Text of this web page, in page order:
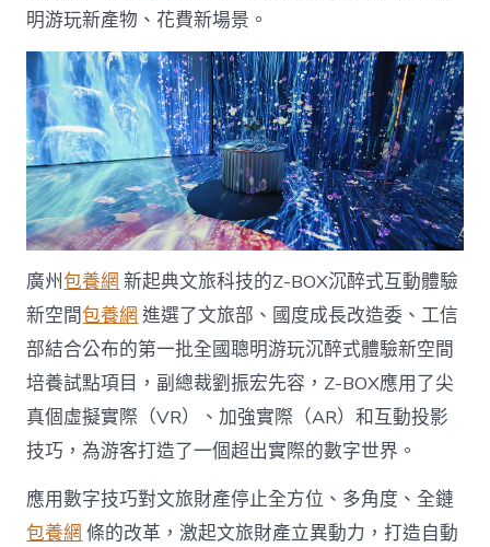
明游玩新產物、花費新場景。
廣州包養網 新起典文旅科技的Z-BOX沉醉式互動體驗
新空間包養網 進選了文旅部、國度成長改造委、工信
部結合公布的第一批全國聰明游玩沉醉式體驗新空間
培養試點項目，副總裁劉振宏先容，Z-BOX應用了尖
真個虛擬實際（VR）、加強實際（AR）和互動投影
技巧，為游客打造了一個超出實際的數字世界。
應用數字技巧對文旅財產停止全方位、多角度、全鏈
包養網 條的改革，激起文旅財產立異動力，打造自動